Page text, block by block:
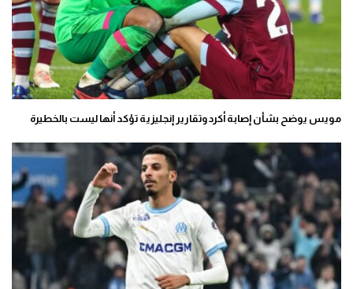
مويس يوضح بشأن إصابة أكرد وتقارير إنجليزية تؤكد أنها ليست بالخطيرة